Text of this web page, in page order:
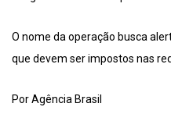
O nome da operação busca
que devem ser impostos nas
Por Agência Brasil